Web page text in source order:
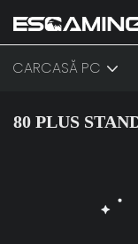
CARCASĂ PC
80 PLUS